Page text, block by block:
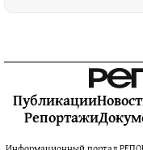
Публикации
Репортажи